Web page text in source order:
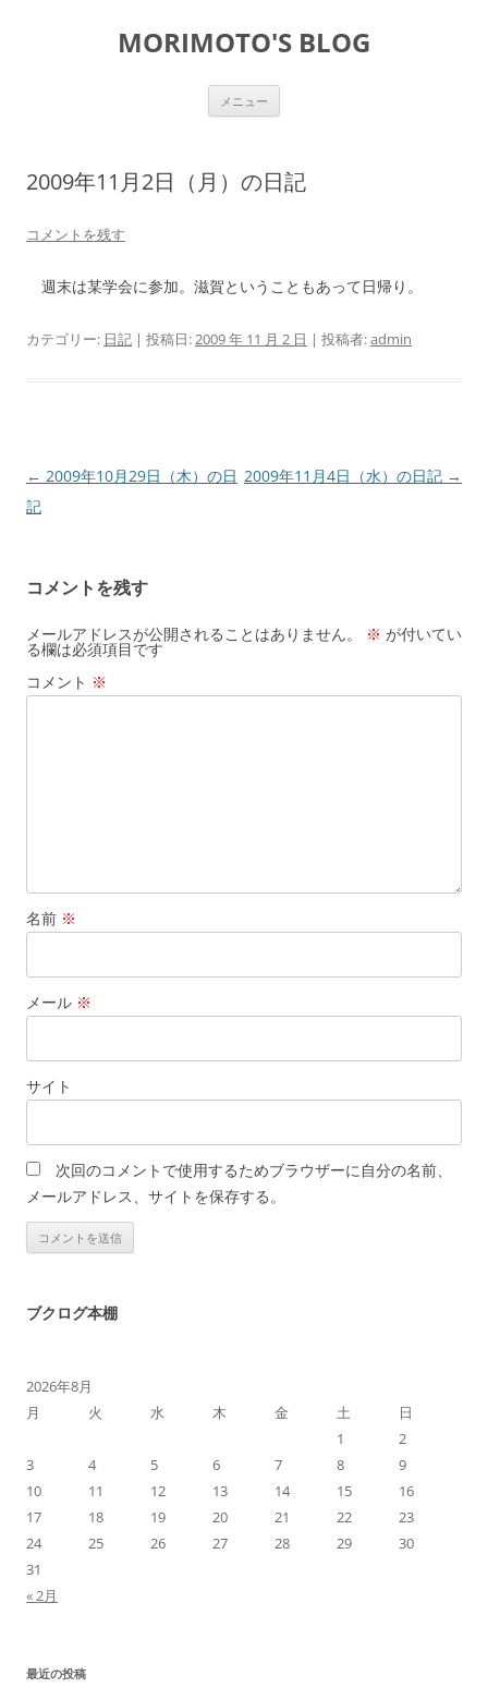
MORIMOTO'S BLOG
メニュー
2009年11月2日（月）の日記
コメントを残す
週末は某学会に参加。滋賀ということもあって日帰り。
カテゴリー: 日記 | 投稿日:2009 年 11 月 2 日 | 投稿者:admin
投
稿
ゲ
ー
シ
ョ
← 2009年10月29日（木）の日
記
2009年11月4日（水）の日記 →
コメントを残す
メールアドレスが公開されることはありません。 ※ が付いてい
る欄は必須項目です
コメント ※
名前 ※
メール ※
サイト
次回のコメントで使用するためブラウザーに自分の名前、
メールアドレス、サイトを保存する。
ブクログ本棚
2026年8月
月
火 水 木 金 土
日
1
2
3
4 5 6 7 8
9
10
11 12 13 14 15
16
17
18 19 20 21 22
23
24
25 26 27 28 29
30
31
« 2月
最近の投稿